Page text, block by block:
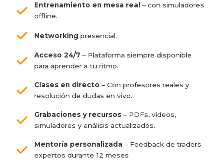
Entrenamiento en mesa real – con simuladores
offline.
Networking presencial.
Acceso 24/7 – Plataforma siempre disponible
para aprender a tu ritmo.
Clases en directo – Con profesores reales y
resolución de dudas en vivo.
Grabaciones y recursos – PDFs, vídeos,
simuladores y análisis actualizados.
Mentoría personalizada – Feedback de traders
expertos durante 12 meses